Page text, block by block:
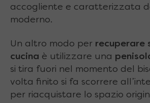
accogliente e caratterizzata
moderno.
Un altro modo per recuperare
cucina è utilizzare una
si tira fuori nel momento del
volta finito si fa scorrere
per riacquistare lo spazio